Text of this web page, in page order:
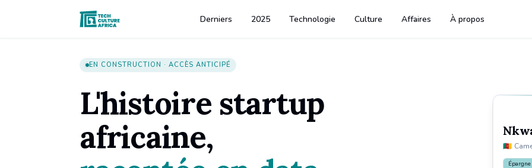
Derniers 2025 Technologie Culture Affaires À propos
EN CONSTRUCTION · ACCÈS ANTICIPÉ
L'histoire startup
africaine,
🇨🇲
Épargne